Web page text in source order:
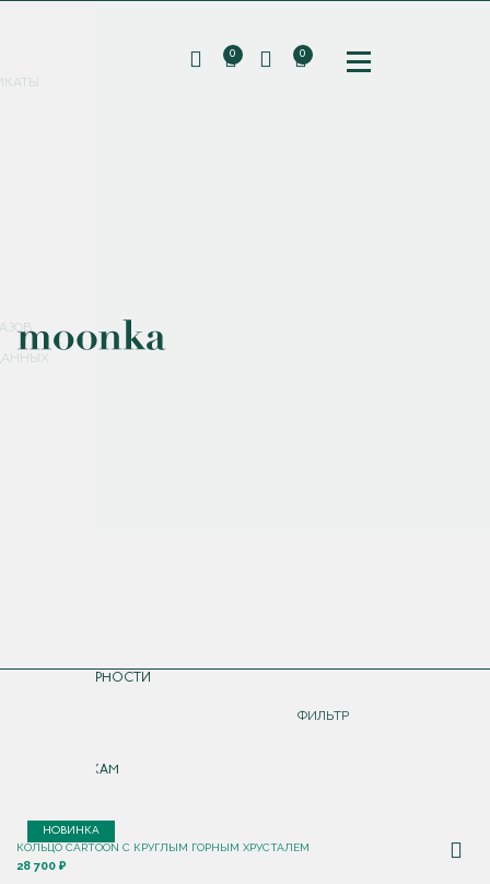
Соглашаюсь с
0 0
ПО ПОПУЛЯРНОСТИ
ПО НОВИНКАМ
ФИЛЬТР
НОВИНКА
КОЛЬЦО CARTOON C КРУГЛЫМ ГОРНЫМ ХРУСТАЛЕМ
28 700 ₽